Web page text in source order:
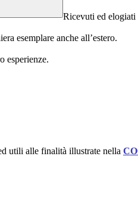
Ricevuti ed
esemplare anche all’estero.
esperienze.
utili alle finalità illustrate nella